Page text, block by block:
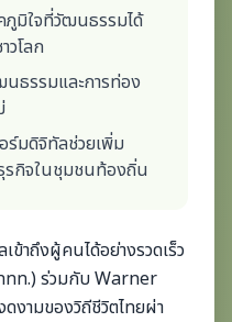
มิใจที่วัฒนธรรมได้
วโลก
ธรรมและการท่อง
ร์มดิจิทัลช่วยเพิ่ม
รกิจในชุมชนท้องถิ่น
าถึงผู้คนได้อย่างรวดเร็ว
ทท.) ร่วมกับ Warner
งามของวิถีชีวิตไทยผ่า